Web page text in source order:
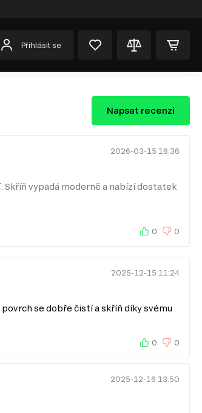
Přihlásit se
Napsat recenzi
2026-03-15 16:36
Skříň vypadá moderně a nabízí dostatek
0 0
2025-12-15 11:24
se dobře čistí a skříň díky svému
0 0
2025-12-16 13:50